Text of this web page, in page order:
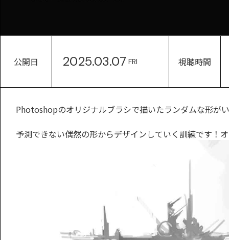
公開日 2025.03.07 FRI 視聴時間
Photoshopのオリジナルブラシで描いたランダムな形が
予測できない偶然の形からデザインしていく訓練です！